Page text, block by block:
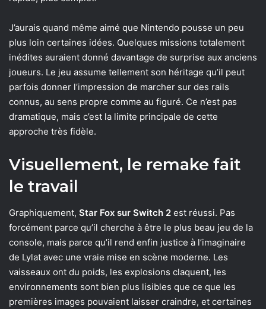
J’aurais quand même aimé que Nintendo pousse un peu
plus loin certaines idées. Quelques missions totalement
inédites auraient donné davantage de surprise aux anciens
joueurs. Le jeu assume tellement son héritage qu’il peut
parfois donner l’impression de marcher sur des rails
connus, au sens propre comme au figuré. Ce n’est pas
dramatique, mais c’est la limite principale de cette
approche très fidèle.
Visuellement, le remake fait
le travail
Graphiquement, Star Fox sur Switch 2 est réussi. Pas
forcément parce qu’il cherche à être le plus beau jeu de la
console, mais parce qu’il rend enfin justice à l’imaginaire
de Lylat avec une vraie mise en scène moderne. Les
vaisseaux ont du poids, les explosions claquent, les
environnements sont bien plus lisibles que ce que les
premières images pouvaient laisser craindre, et certaines